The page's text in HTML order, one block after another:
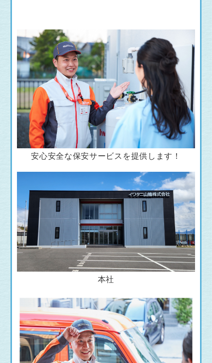
安心安全な保安サービスを提供します！
本社